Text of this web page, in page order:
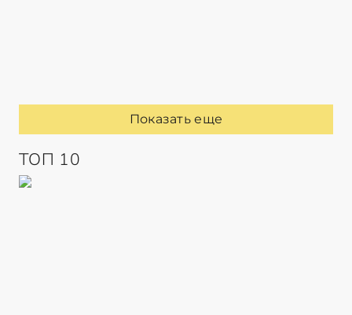
Показать еще
ТОП 10